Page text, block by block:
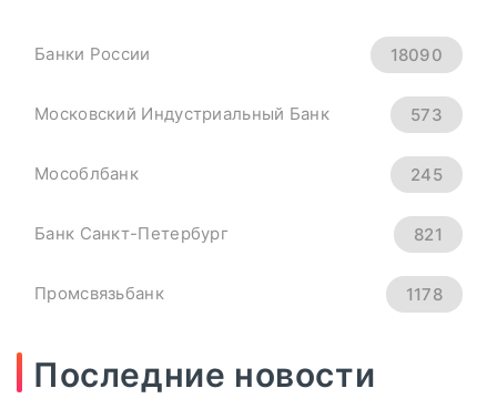
Рубль Теряет Высоту.
Юаня На 4 Сентября -
всем основным мировым валютам.
Банки России 18090
Московский Индустриальный Банк 573
Мособлбанк 245
Банк Санкт-Петербург 821
Промсвязьбанк 1178
Последние новости